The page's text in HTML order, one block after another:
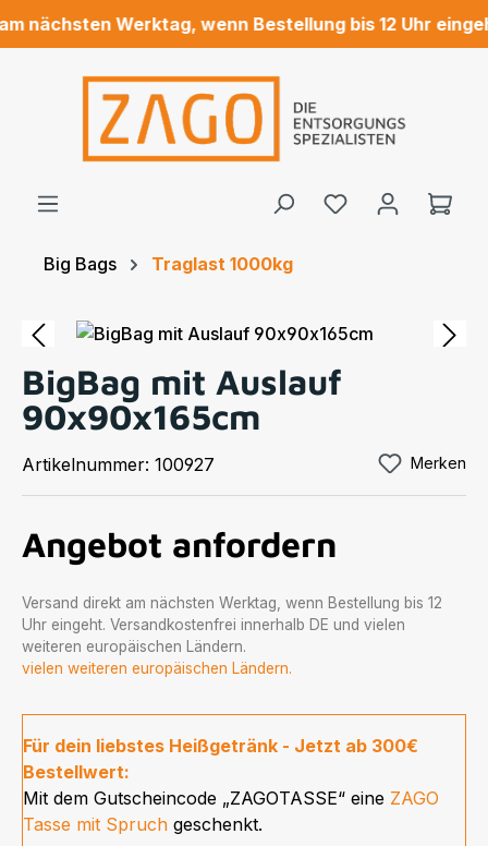
Zum Hauptinhalt springen
nächsten Werktag, wenn Bestellung bis 12 Uhr
Big Bags Traglast 1000kg
Bildergalerie überspringen
BigBag mit Auslauf
90x90x165cm
Artikelnummer: 100927 Merken
Angebot anfordern
Versand direkt am nächsten Werktag, wenn Bestellung bis 12
Uhr eingeht. Versandkostenfrei innerhalb DE und vielen
weiteren europäischen Ländern.
vielen weiteren europäischen Ländern.
Für dein liebstes Heißgetränk - Jetzt ab 300€
Bestellwert:
Mit dem Gutscheincode „ZAGOTASSE“ eine ZAGO
Tasse mit Spruch geschenkt.